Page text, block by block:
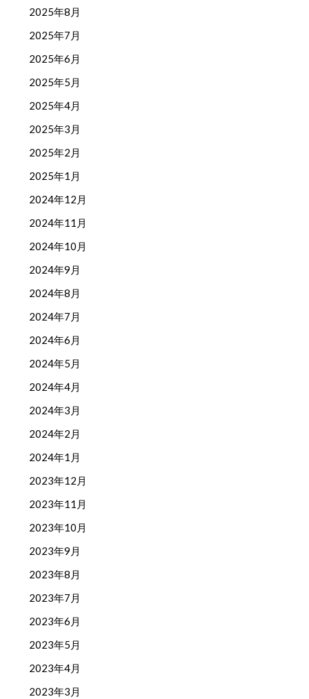
2025年8月
2025年7月
2025年6月
2025年5月
2025年4月
2025年3月
2025年2月
2025年1月
2024年12月
2024年11月
2024年10月
2024年9月
2024年8月
2024年7月
2024年6月
2024年5月
2024年4月
2024年3月
2024年2月
2024年1月
2023年12月
2023年11月
2023年10月
2023年9月
2023年8月
2023年7月
2023年6月
2023年5月
2023年4月
2023年3月